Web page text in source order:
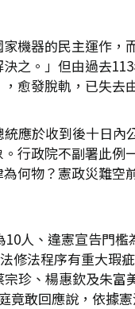
機器的民主運作
之。」但由過去
愈發脫軌，已失
應於收到後十日
行政院不副署此
何物？憲政災難空
人、違憲宣告門
修法程序有重大瑕
珍、楊惠欽及朱
敢回應說，依據